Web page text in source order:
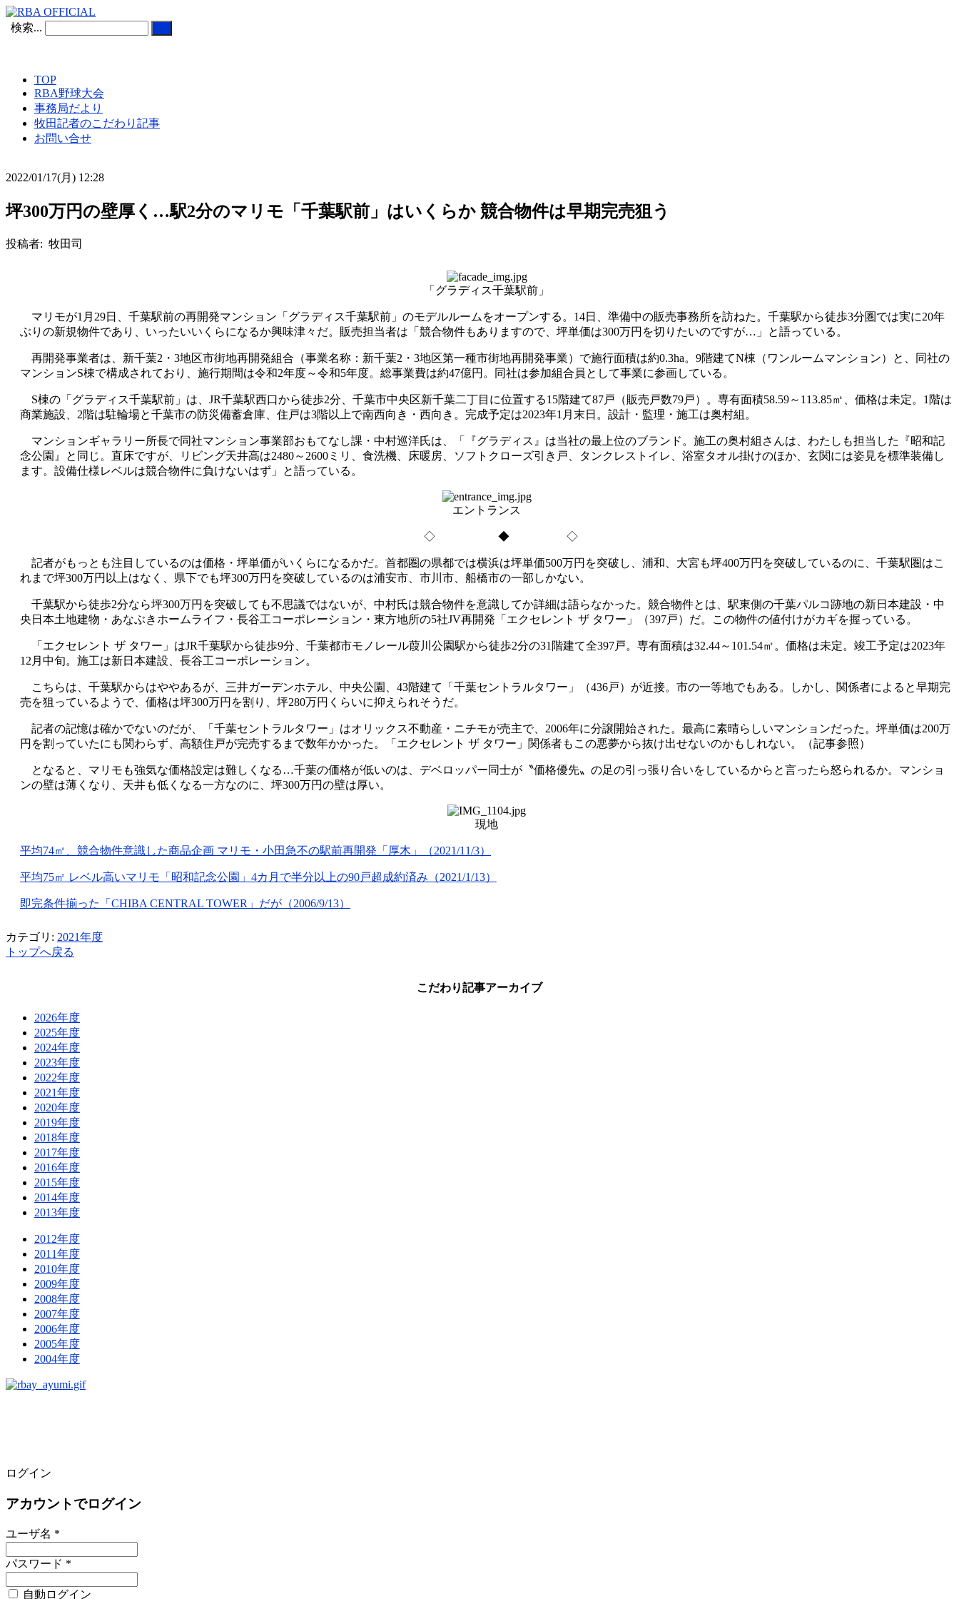
検索...
TOP
RBA野球大会
事務局だより
牧田記者のこだわり記事
お問い合せ
2022/01/17(月) 12:28
坪300万円の壁厚く…駅2分のマリモ「千葉駅前」はいくらか 競合物件は早期完売狙う
投稿者: 牧田司
「グラディス千葉駅前」
マリモが1月29日、千葉駅前の再開発マンション「グラディス千葉駅前」のモデルルームをオープンする。14日、準備中の販売事務所を訪ねた。千葉駅から徒歩3分圏では実に20年
ぶりの新規物件であり、いったいいくらになるか興味津々だ。販売担当者は「競合物件もありますので、坪単価は300万円を切りたいのですが…」と語っている。
再開発事業者は、新千葉2・3地区市街地再開発組合（事業名称：新千葉2・3地区第一種市街地再開発事業）で施行面積は約0.3ha。9階建てN棟（ワンルームマンション）と、同社の
マンションS棟で構成されており、施行期間は令和2年度～令和5年度。総事業費は約47億円。同社は参加組合員として事業に参画している。
S棟の「グラディス千葉駅前」は、JR千葉駅西口から徒歩2分、千葉市中央区新千葉二丁目に位置する15階建て87戸（販売戸数79戸）。専有面積58.59～113.85㎡、価格は未定。1階は
商業施設、2階は駐輪場と千葉市の防災備蓄倉庫、住戸は3階以上で南西向き・西向き。完成予定は2023年1月末日。設計・監理・施工は奥村組。
マンションギャラリー所長で同社マンション事業部おもてなし課・中村巡洋氏は、「『グラディス』は当社の最上位のブランド。施工の奥村組さんは、わたしも担当した『昭和記
念公園』と同じ。直床ですが、リビング天井高は2480～2600ミリ、食洗機、床暖房、ソフトクローズ引き戸、タンクレストイレ、浴室タオル掛けのほか、玄関には姿見を標準装備し
ます。設備仕様レベルは競合物件に負けないはず」と語っている。
エントランス
◇ ◆ ◇
記者がもっとも注目しているのは価格・坪単価がいくらになるかだ。首都圏の県都では横浜は坪単価500万円を突破し、浦和、大宮も坪400万円を突破しているのに、千葉駅圏はこ
れまで坪300万円以上はなく、県下でも坪300万円を突破しているのは浦安市、市川市、船橋市の一部しかない。
千葉駅から徒歩2分なら坪300万円を突破しても不思議ではないが、中村氏は競合物件を意識してか詳細は語らなかった。競合物件とは、駅東側の千葉パルコ跡地の新日本建設・中
央日本土地建物・あなぶきホームライフ・長谷工コーポレーション・東方地所の5社JV再開発「エクセレント ザ タワー」（397戸）だ。この物件の値付けがカギを握っている。
「エクセレント ザ タワー」はJR千葉駅から徒歩9分、千葉都市モノレール葭川公園駅から徒歩2分の31階建て全397戸。専有面積は32.44～101.54㎡。価格は未定。竣工予定は2023年
12月中旬。施工は新日本建設、長谷工コーポレーション。
こちらは、千葉駅からはややあるが、三井ガーデンホテル、中央公園、43階建て「千葉セントラルタワー」（436戸）が近接。市の一等地でもある。しかし、関係者によると早期完
売を狙っているようで、価格は坪300万円を割り、坪280万円くらいに抑えられそうだ。
記者の記憶は確かでないのだが、「千葉セントラルタワー」はオリックス不動産・ニチモが売主で、2006年に分譲開始された。最高に素晴らしいマンションだった。坪単価は200万
円を割っていたにも関わらず、高額住戸が完売するまで数年かかった。「エクセレント ザ タワー」関係者もこの悪夢から抜け出せないのかもしれない。（記事参照）
となると、マリモも強気な価格設定は難しくなる…千葉の価格が低いのは、デベロッパー同士が〝価格優先〟の足の引っ張り合いをしているからと言ったら怒られるか。マンショ
ンの壁は薄くなり、天井も低くなる一方なのに、坪300万円の壁は厚い。
現地
平均74㎡、競合物件意識した商品企画 マリモ・小田急不の駅前再開発「厚木」（2021/11/3）
平均75㎡ レベル高いマリモ「昭和記念公園」4カ月で半分以上の90戸超成約済み（2021/1/13）
即完条件揃った「CHIBA CENTRAL TOWER」だが（2006/9/13）
カテゴリ: 2021年度
トップへ戻る
こだわり記事アーカイブ
2026年度
2025年度
2024年度
2023年度
2022年度
2021年度
2020年度
2019年度
2018年度
2017年度
2016年度
2015年度
2014年度
2013年度
2012年度
2011年度
2010年度
2009年度
2008年度
2007年度
2006年度
2005年度
2004年度
ログイン
アカウントでログイン
ユーザ名 *
パスワード *
自動ログイン